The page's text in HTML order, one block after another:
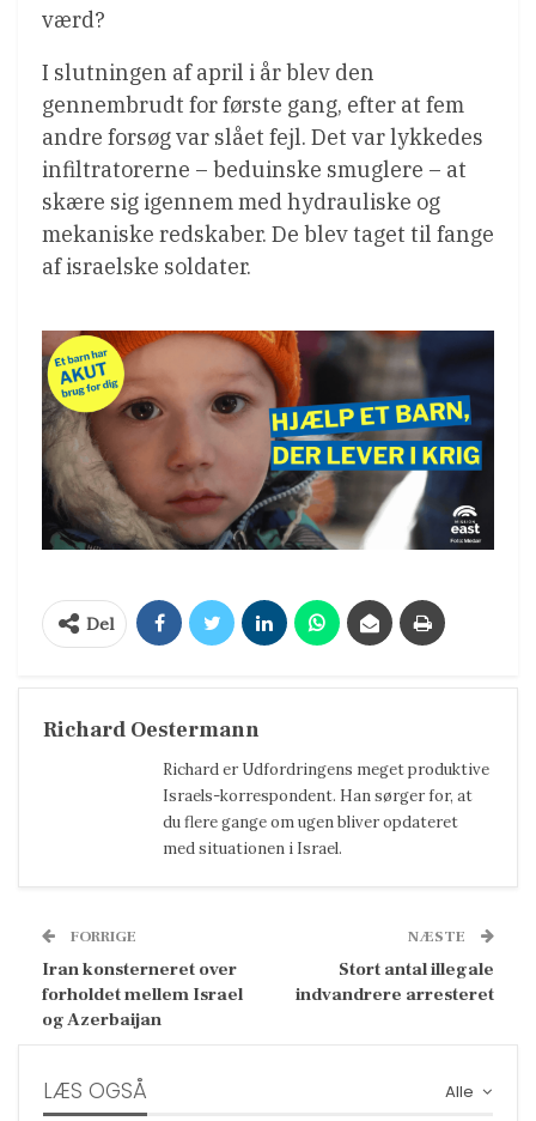
værd?
I slutningen af april i år blev den
gennembrudt for første gang, efter at fem
andre forsøg var slået fejl. Det var lykkedes
infiltratorerne – beduinske smuglere – at
skære sig igennem med hydrauliske og
mekaniske redskaber. De blev taget til fange
af israelske soldater.
Del
Richard Oestermann
Richard er Udfordringens meget produktive
Israels-korrespondent. Han sørger for, at
du flere gange om ugen bliver opdateret
med situationen i Israel.
FORRIGE
Iran konsterneret over
forholdet mellem Israel
og Azerbaijan
NÆSTE
Stort antal illegale
indvandrere arresteret
Alle
LÆS OGSÅ